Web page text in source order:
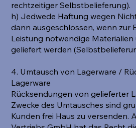
rechtzeitiger Selbstbelieferung).
h) Jedwede Haftung wegen
dann ausgeschlossen, wenn zur
Leistung notwendige
geliefert werden
4. Umtausch von Lagerware /
Lagerware
Rücksendungen von gelieferter
Zwecke des Umtausches sind
Kunden frei Haus zu versenden.